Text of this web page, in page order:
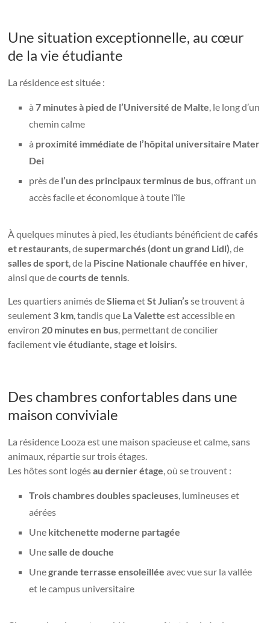
Une situation exceptionnelle, au cœur
de la vie étudiante
La résidence est située :
à7 minutes à pied de l’Université de Malte, le long d’un
chemin calme
à proximité immédiate de l’hôpital universitaire Mater
Dei
près de l’un des principaux terminus de bus, offrant un
accès facile et économique à toute l’île
À quelques minutes à pied, les étudiants bénéficient decafés
et restaurants, desupermarchés (dont un grand Lidl), de
salles de sport, de la Piscine Nationale chauffée en hiver,
ainsi que decourts de tennis.
Les quartiers animés deSliemaetSt Julian’sse trouvent à
seulement 3 km, tandis que La Valette est accessible en
environ 20 minutes en bus, permettant de concilier
facilementvie étudiante, stage et loisirs.
Des chambres confortables dans une
maison conviviale
La résidence Looza est une maison spacieuse et calme, sans
animaux, répartie sur trois étages.
Les hôtes sont logésau dernier étage, où se trouvent :
Trois chambres doubles spacieuses, lumineuses et
aérées
Une kitchenette moderne partagée
Unesalle de douche
Unegrande terrasse ensoleillée avec vue sur la vallée
et le campus universitaire